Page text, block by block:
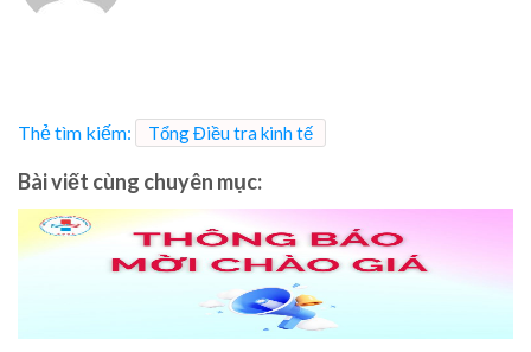
Thẻ tìm kiếm: Tổng Điều tra kinh tế
Bài viết cùng chuyên mục: